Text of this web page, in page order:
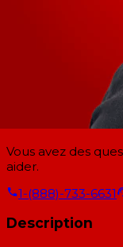
Vous avez des
aider.
1-(888)-733-6631
Description